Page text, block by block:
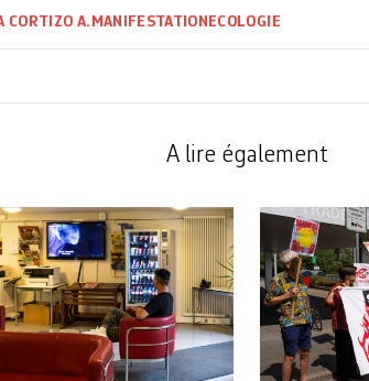
CORTIZO A. MANIFESTATION ECOLOGIE
A lire également